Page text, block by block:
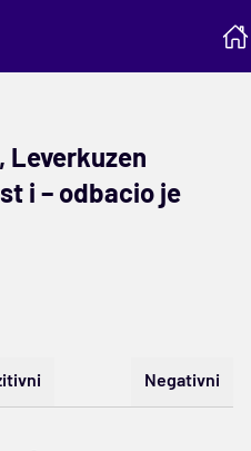
Leverkuzen
i – odbacio je
Negativni